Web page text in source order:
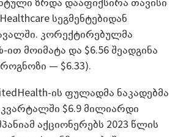
სეგმენტებიდან
კორექტირებულმა
ით მოიმატა და $6.56 შეადგინა
— $6.33).
ის ფულადმა ნაკადებმა
$6.9 მილიარდი
აქციონერებს 2023 წლის